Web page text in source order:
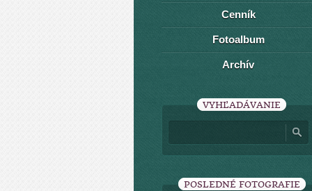
Cenník
Fotoalbum
Archív
VYHĽADÁVANIE
POSLEDNÉ FOTOGRAFIE